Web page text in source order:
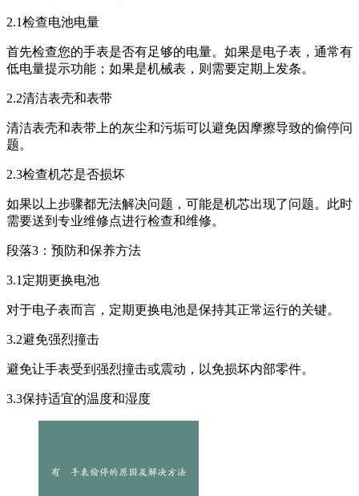
2.1检查电池电量
首先检查您的手表是否有足够的电量。如果是电子表，通常有
低电量提示功能；如果是机械表，则需要定期上发条。
2.2清洁表壳和表带
清洁表壳和表带上的灰尘和污垢可以避免因摩擦导致的偷停问
题。
2.3检查机芯是否损坏
如果以上步骤都无法解决问题，可能是机芯出现了问题。此时
需要送到专业维修点进行检查和维修。
段落3：预防和保养方法
3.1定期更换电池
对于电子表而言，定期更换电池是保持其正常运行的关键。
3.2避免强烈撞击
避免让手表受到强烈撞击或震动，以免损坏内部零件。
3.3保持适宜的温度和湿度